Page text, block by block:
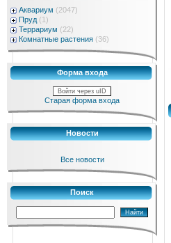
Аквариум (2047)
Пруд (1)
Террариум (22)
Комнатные растения (36)
Форма входа
Войти через uID
Старая форма входа
Новости
Все новости
Поиск